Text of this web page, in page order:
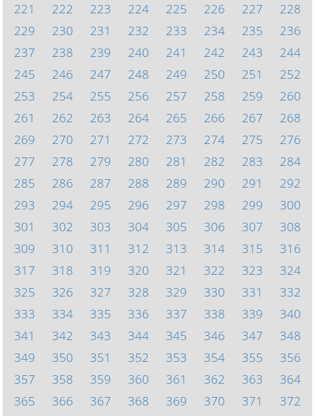
221
222 223 224 225 226 227
228
229
230 231 232 233 234 235
236
237
238 239 240 241 242 243
244
245
246 247 248 249 250 251
252
253
254 255 256 257 258 259
260
261
262 263 264 265 266 267
268
269
270 271 272 273 274 275
276
277
278 279 280 281 282 283
284
285
286 287 288 289 290 291
292
293
294 295 296 297 298 299
300
301
302 303 304 305 306 307
308
309
310 311 312 313 314 315
316
317
318 319 320 321 322 323
324
325
326 327 328 329 330 331
332
333
334 335 336 337 338 339
340
341
342 343 344 345 346 347
348
349
350 351 352 353 354 355
356
357
358 359 360 361 362 363
364
365
366 367 368 369 370 371
372